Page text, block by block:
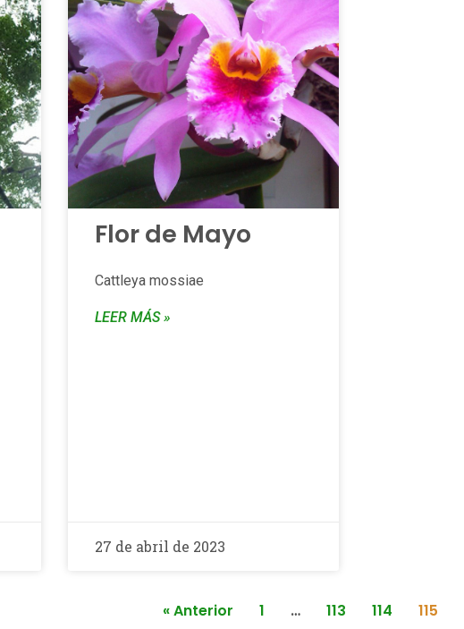
Flor de Mayo
Cattleya mossiae
LEER MÁS »
27 de abril de 2023
« Anterior 1 … 113 114 115